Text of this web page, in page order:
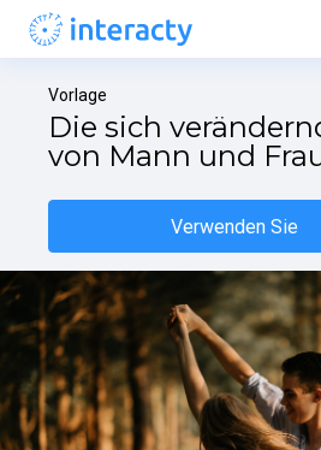
Vorlage
Die sich
von Mann und
Verwenden Sie